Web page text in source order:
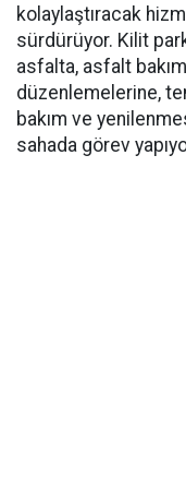
kolaylaştıracak
sürdürüyor. Kilit
asfalta, asfalt
düzenlemelerine,
bakım ve
sahada görev